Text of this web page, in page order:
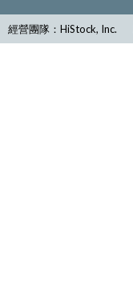
經營團隊：HiStock, Inc.